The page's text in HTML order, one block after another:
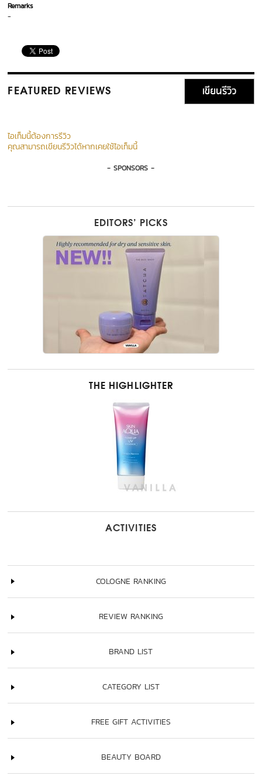
Remarks
-
FEATURED REVIEWS เขียนรีวิว
ไอเท็มนี้ต้องการรีวิว
คุณสามารถเขียนรีวิวได้หากเคยใช้ไอเท็มนี้
- SPONSORS -
EDITORS’ PICKS
THE HIGHLIGHTER
ACTIVITIES
COLOGNE RANKING
REVIEW RANKING
BRAND LIST
CATEGORY LIST
FREE GIFT ACTIVITIES
BEAUTY BOARD